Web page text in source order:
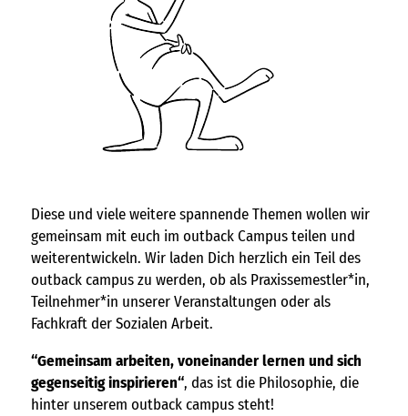
Diese und viele weitere spannende Themen wollen wir
gemeinsam mit euch im outback Campus teilen und
weiterentwickeln. Wir laden Dich herzlich ein Teil des
outback campus zu werden, ob als Praxissemestler*in,
Teilnehmer*in unserer Veranstaltungen oder als
Fachkraft der Sozialen Arbeit.
“Gemeinsam arbeiten, voneinander lernen und sich
gegenseitig inspirieren“, das ist die Philosophie, die
hinter unserem outback campus steht!